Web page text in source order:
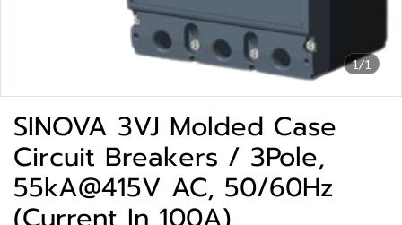
1/1
SINOVA 3VJ Molded Case
Circuit Breakers / 3Pole,
55kA@415V AC, 50/60Hz